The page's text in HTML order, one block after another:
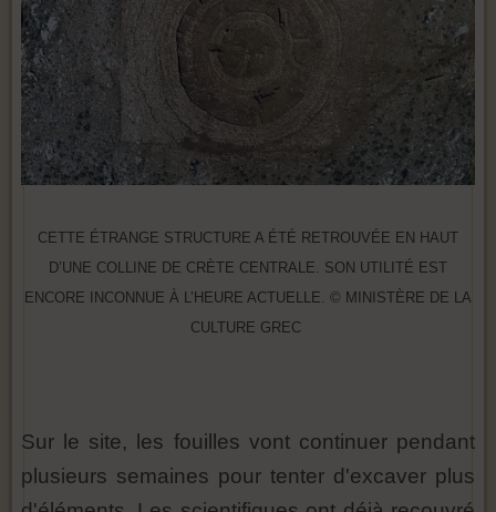
CETTE ÉTRANGE STRUCTURE A ÉTÉ RETROUVÉE EN HAUT
D’UNE COLLINE DE CRÈTE CENTRALE. SON UTILITÉ EST
ENCORE INCONNUE À L’HEURE ACTUELLE. © MINISTÈRE DE LA
CULTURE GREC
Sur le site, les fouilles vont continuer pendant
plusieurs semaines pour tenter d'excaver plus